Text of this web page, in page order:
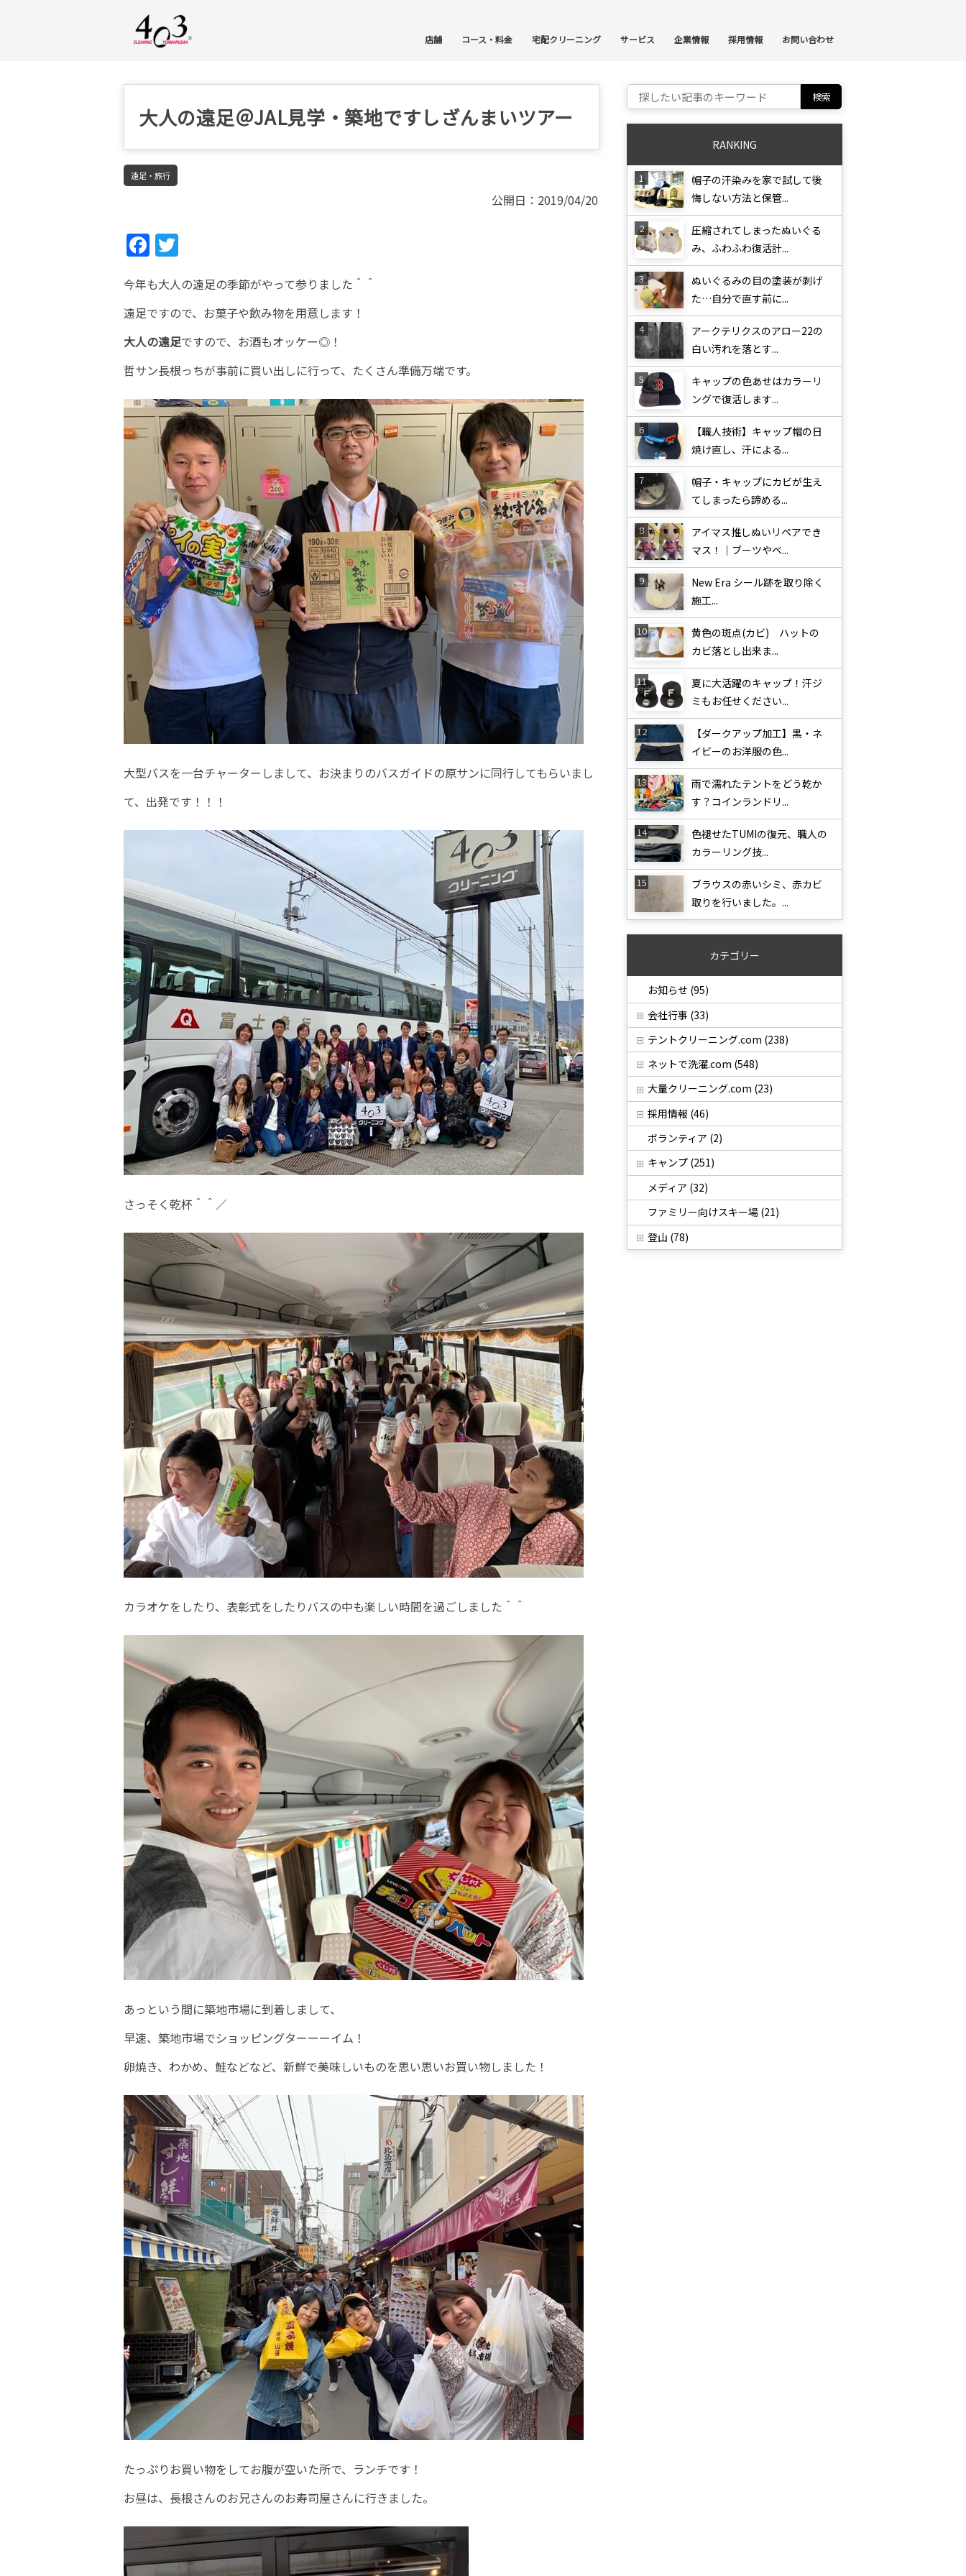
店舗 コース・料金 宅配クリーニング サービス 企業情報 採用情報 お問い合わせ
大人の遠足＠JAL見学・築地ですしざんまいツアー
遠足・旅行
公開日：2019/04/20
Fac
ok
今年も大人の遠足の季節がやって参りました＾＾
遠足ですので、お菓子や飲み物を用意します！
大人の遠足ですので、お酒もオッケー◎！
哲サン長根っちが事前に買い出しに行って、たくさん準備万端です。
大型バスを一台チャーターしまして、お決まりのバスガイドの原サンに同行してもらいまし
て、出発です！！！
さっそく乾杯＾＾／
カラオケをしたり、表彰式をしたりバスの中も楽しい時間を過ごしました＾＾
あっという間に築地市場に到着しまして、
早速、築地市場でショッピングターーーイム！
卵焼き、わかめ、鮭などなど、 新鮮で美味しいものを思い思いお買い物しました！
たっぷりお買い物をしてお腹が空いた所で、ランチです！
お昼は、長根さんのお兄さんのお寿司屋さんに行きました。
Search for:
RANKING
帽子の汗染みを家で試して後
悔しない方法と保管...
圧縮されてしまったぬいぐる
み、ふわふわ復活計...
ぬいぐるみの目の塗装が剥げ
た…自分で直す前に...
アークテリクスのアロー22の
白い汚れを落とす...
キャップの色あせはカラーリ
ングで復活します...
【職人技術】キャップ帽の日
焼け直し、汗による...
帽子・キャップにカビが生え
てしまったら諦める...
アイマス推しぬいリペアでき
マス！｜ブーツやベ...
New Era シール跡を取り除く
施工...
黄色の斑点(カビ) ハットの
カビ落とし出来ま...
夏に大活躍のキャップ！汗ジ
ミもお任せください...
【ダークアップ加工】黒・ネ
イビーのお洋服の色...
雨で濡れたテントをどう乾か
す？コインランドリ...
色褪せたTUMIの復元、職人の
カラーリング技...
ブラウスの赤いシミ、赤カビ
取りを行いました。...
カテゴリー
お知らせ (95)
会社行事 (33)
テントクリーニング.com (238)
ネットで洗濯.com (548)
大量クリーニング.com (23)
採用情報 (46)
ボランティア (2)
キャンプ (251)
メディア (32)
ファミリー向けスキー場 (21)
登山 (78)